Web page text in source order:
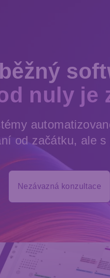
nuly je
od začátku, ale
Nezávazná konzultace